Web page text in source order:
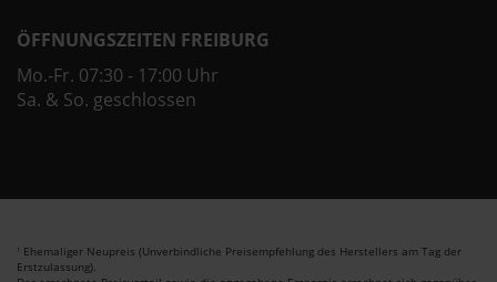
ÖFFNUNGSZEITEN FREIBURG
Mo.-Fr. 07:30 - 17:00 Uhr
Sa. & So. geschlossen
1 Ehemaliger Neupreis (Unverbindliche Preisempfehlung des Herstellers am Tag der
Erstzulassung).